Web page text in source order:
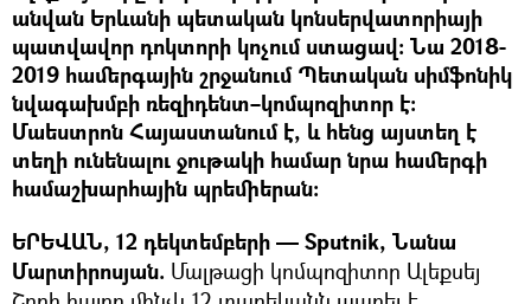
անվան Երևանի պետական կոնսերվատորիայի
պատվավոր դոկտորի կոչում ստացավ։ Նա 2018-
2019 համերգային շրջանում Պետական սիմֆոնիկ
նվագախմբի ռեզիդենտ–կոմպոզիտոր է։
Մաեստրոն Հայաստանում է, և հենց այստեղ է
տեղի ունենալու ջութակի համար նրա համերգի
համաշխարհային պրեմիերան։
ԵՐԵՎԱՆ, 12 դեկտեմբերի — Sputnik, Նանա
Մարտիրոսյան. Մալթացի կոմպոզիտոր Ալեքսեյ